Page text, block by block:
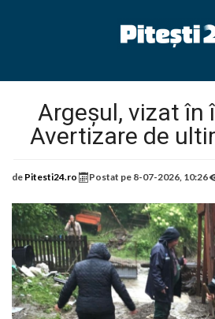
Argeșul, vizat în
Avertizare de
de Pitesti24.ro Postat pe 8-07-2026, 10:26